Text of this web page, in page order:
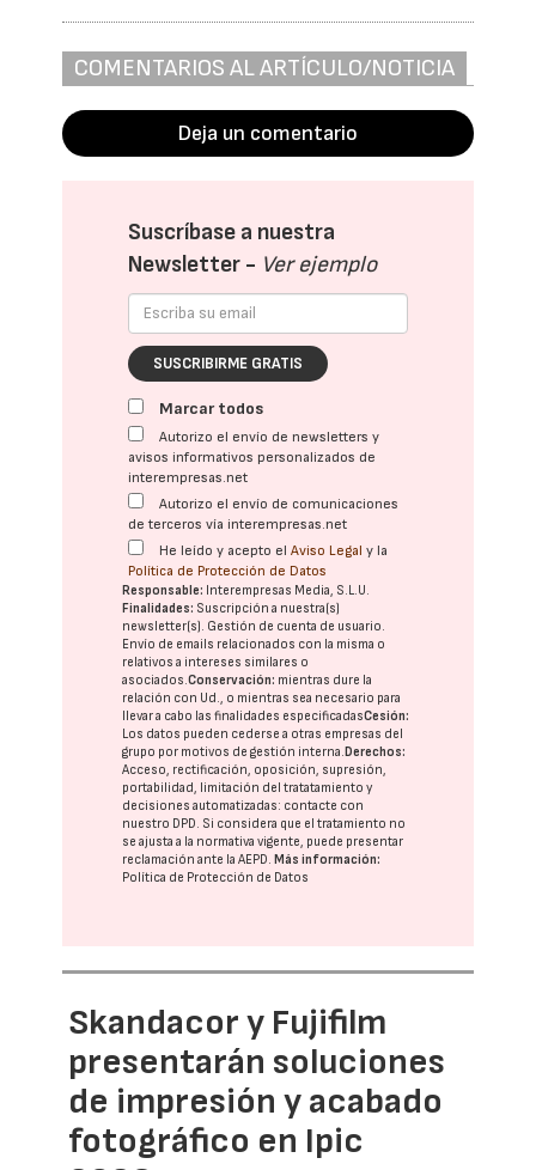
COMENTARIOS AL ARTÍCULO/NOTICIA
Deja un comentario
Suscríbase a nuestra
Newsletter - Ver ejemplo
SUSCRIBIRME GRATIS
Marcar todos
Autorizo el envío de newsletters y
avisos informativos personalizados de
interempresas.net
Autorizo el envío de comunicaciones
de terceros vía interempresas.net
He leído y acepto elAviso Legal y la
Política de Protección de Datos
Responsable: Interempresas Media, S.L.U.
Finalidades: Suscripción a nuestra(s)
newsletter(s). Gestión de cuenta de usuario.
Envío de emails relacionados con la misma o
relativos a intereses similares o
asociados.Conservación: mientras dure la
relación con Ud., o mientras sea necesario para
llevar a cabo las finalidades especificadasCesión:
Los datos pueden cederse a otras empresas del
grupo por motivos de gestión interna.Derechos:
Acceso, rectificación, oposición, supresión,
portabilidad, limitación del tratatamiento y
decisiones automatizadas: contacte con
nuestro DPD . Si considera que el tratamiento no
se ajusta a la normativa vigente, puede presentar
reclamación ante laAEPD .Más información:
Política de Protección de Datos
Skandacor y Fujifilm
presentarán soluciones
de impresión y acabado
fotográfico en Ipic